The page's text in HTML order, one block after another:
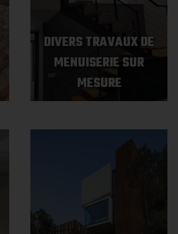
DIVERS TRAVAUX DE
MENUISERIE SUR
MESURE